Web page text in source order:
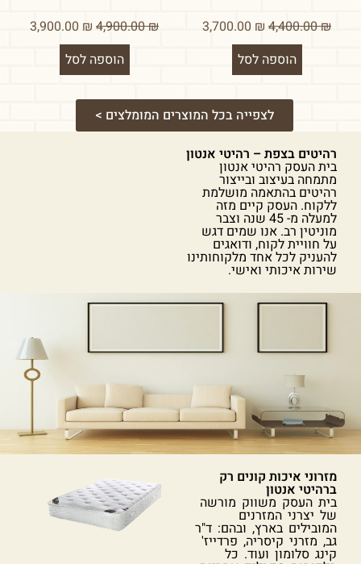
₪
4,400.00
₪
הוספה לסל
₪
4,900.00
₪
הוספה לסל
לצפייה בכל המוצרים המומלצים >
רהיטים בצפת – רהיטי אנטון
בית העסק רהיטי אנטון
מתמחה בעיצוב ובייצור
רהיטים בהתאמה מושלמת
ללקוח. העסק קיים מזה
למעלה מ- 45 שנה וצבר
מוניטין רב. אנו שמים דגש
על חוויית לקוח, ודואגים
להעניק לכל אחד מלקוחותינו
שירות איכותי ואישי.
מזרוני איכות קונים רק
ברהיטי אנטון
בית העסק משווק מורשה
של יצרני המזרנים
המובילים בארץ, ובהם: ד"ר
גב, מזרני קיסריה, פרדייז'
קינג סלומון ועוד. כל